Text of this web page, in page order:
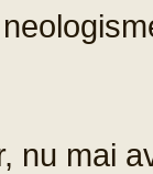
nu mai